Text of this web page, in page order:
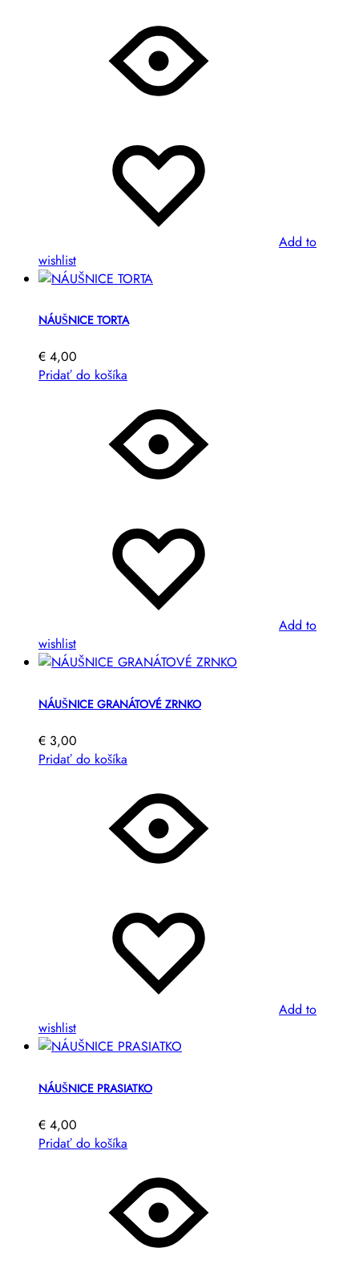
Add to
wishlist
NÁUŠNICE TORTA
€ 4,00
Pridať do košíka
Add to
wishlist
NÁUŠNICE GRANÁTOVÉ ZRNKO
€ 3,00
Pridať do košíka
Add to
wishlist
NÁUŠNICE PRASIATKO
€ 4,00
Pridať do košíka